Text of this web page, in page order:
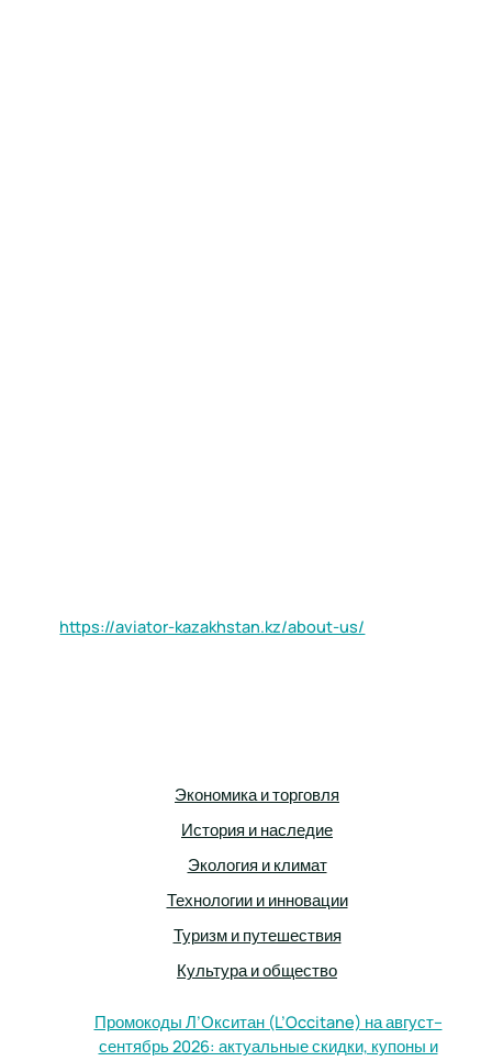
https://aviator-kazakhstan.kz/about-us/
Экономика и торговля
История и наследие
Экология и климат
Технологии и инновации
Туризм и путешествия
Культура и общество
Промокоды Л’Окситан (L’Occitane) на август–
сентябрь 2026: актуальные скидки, купоны и